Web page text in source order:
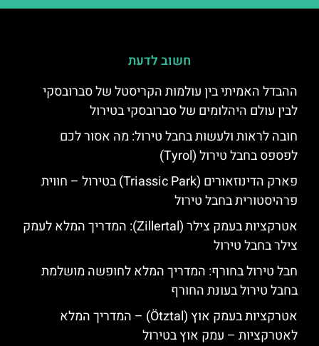
חשוב לדעת
ההבדל האמיתי בין עולמות הקריסטל של סברובסקי
לבין עולם היהלומים של סברובסקי בטירול
חובה לראות ולעשות בחבל טירול: מה אסור לכם
לפספס בחבל טירול (Tyrol)
פארק הדינוזאורים (Triassic Park) בטירול – חווית
פרהיסטורית בחבל טירול
אטרקציות בעמק צילר (Zillertal): המדריך המלא לעמק
צילר בחבל טירול
חבל טירול בחורף: המדריך המלא לחופשה מושלמת
בחבל טירול בעונת החורף
אטרקציות בעמק אוץ (Ötztal) – המדריך המלא
לאטרקציות – עמק אוץ בטירול